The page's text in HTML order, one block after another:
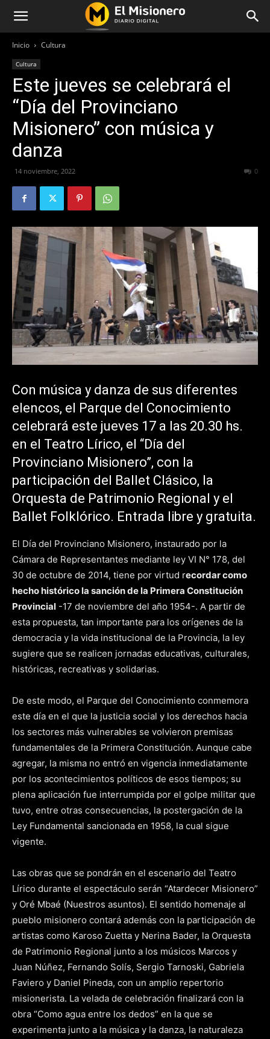
Inicio Cultura
Cultura
Este jueves se celebrará el
“Día del Provinciano
Misionero” con música y
danza
14 noviembre, 2022 0
Con música y danza de sus diferentes
elencos, el Parque del Conocimiento
celebrará este jueves 17 a las 20.30 hs.
en el Teatro Lírico, el “Día del
Provinciano Misionero”, con la
participación del Ballet Clásico, la
Orquesta de Patrimonio Regional y el
Ballet Folklórico. Entrada libre y gratuita.
El Día del Provinciano Misionero, instaurado por la
Cámara de Representantes mediante ley VI N° 178, del
30 de octubre de 2014, tiene por virtud recordar como
hecho histórico la sanción de la Primera Constitución
Provincial -17 de noviembre del año 1954-. A partir de
esta propuesta, tan importante para los orígenes de la
democracia y la vida institucional de la Provincia, la ley
sugiere que se realicen jornadas educativas, culturales,
históricas, recreativas y solidarias.
De este modo, el Parque del Conocimiento conmemora
este día en el que la justicia social y los derechos hacia
los sectores más vulnerables se volvieron premisas
fundamentales de la Primera Constitución. Aunque cabe
agregar, la misma no entró en vigencia inmediatamente
por los acontecimientos políticos de esos tiempos; su
plena aplicación fue interrumpida por el golpe militar que
tuvo, entre otras consecuencias, la postergación de la
Ley Fundamental sancionada en 1958, la cual sigue
vigente.
Las obras que se pondrán en el escenario del Teatro
Lírico durante el espectáculo serán “Atardecer Misionero”
y Oré Mbaé (Nuestros asuntos). El sentido homenaje al
pueblo misionero contará además con la participación de
artistas como Karoso Zuetta y Nerina Bader, la Orquesta
de Patrimonio Regional junto a los músicos Marcos y
Juan Núñez, Fernando Solís, Sergio Tarnoski, Gabriela
Faviero y Daniel Pineda, con un amplio repertorio
misionerista. La velada de celebración finalizará con la
obra “Como agua entre los dedos” en la que se
experimenta junto a la música y la danza, la naturaleza